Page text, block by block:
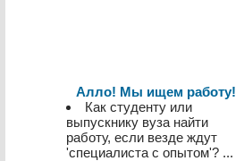
Алло! Мы ищем работу!
Как студенту или
выпускнику вуза найти
работу, если везде ждут
'специалиста с опытом'? ...